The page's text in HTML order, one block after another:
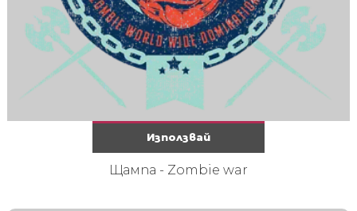
Използвай
Щампа - Zombie war